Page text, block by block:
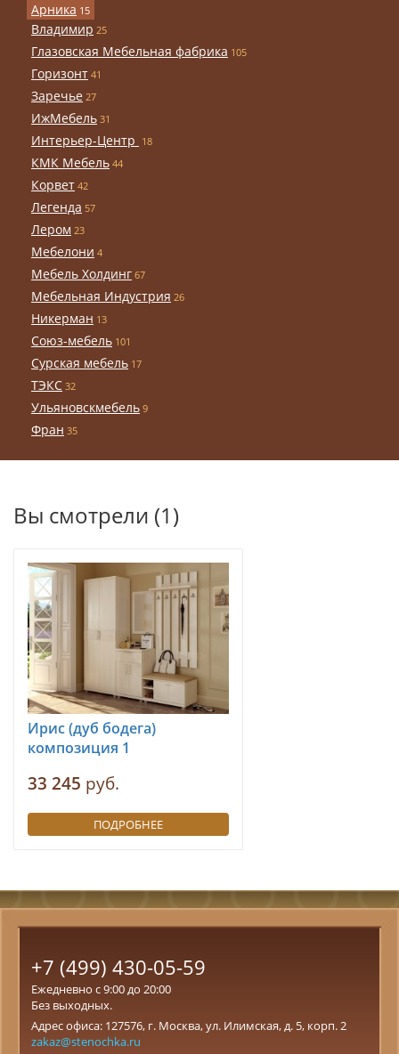
Арника 15
Владимир 25
Глазовская Мебельная фабрика 105
Горизонт 41
Заречье 27
ИжМебель 31
Интерьер-Центр 18
КМК Мебель 44
Корвет 42
Легенда 57
Лером 23
Мебелони 4
Мебель Холдинг 67
Мебельная Индустрия 26
Никерман 13
Союз-мебель 101
Сурская мебель 17
ТЭКС 32
Ульяновскмебель 9
Фран 35
Вы смотрели (1)
Ирис (дуб бодега)
композиция 1
33 245 руб.
ПОДРОБНЕЕ
+7 (499) 430-05-59
Ежедневно с 9:00 до 20:00
Без выходных.
Адрес офиса: 127576, г. Москва, ул. Илимская, д. 5, корп. 2
zakaz@stenochka.ru